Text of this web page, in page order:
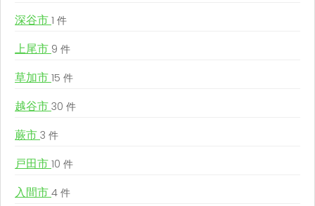
深谷市 1 件
上尾市 9 件
草加市 15 件
越谷市 30 件
蕨市 3 件
戸田市 10 件
入間市 4 件